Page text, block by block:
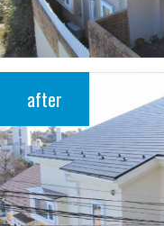
after